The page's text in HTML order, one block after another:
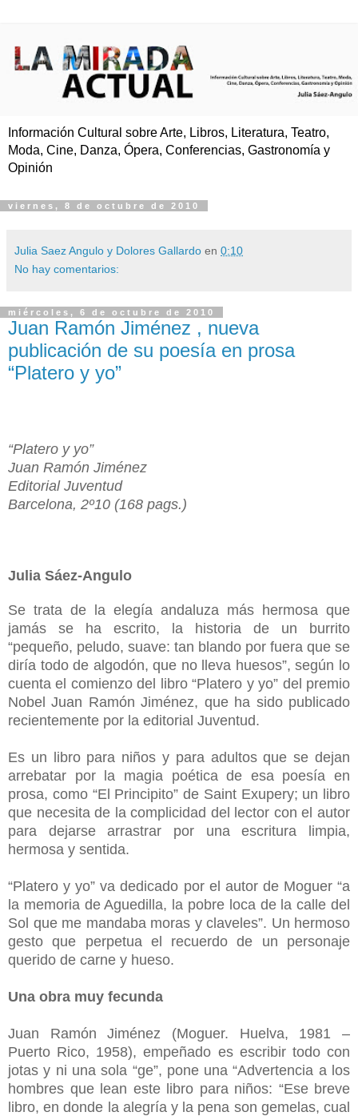
Información Cultural sobre Arte, Libros, Literatura, Teatro,
Moda, Cine, Danza, Ópera, Conferencias, Gastronomía y
Opinión
viernes, 8 de octubre de 2010
Julia Saez Angulo y Dolores Gallardo en 0:10
No hay comentarios:
miércoles, 6 de octubre de 2010
Juan Ramón Jiménez , nueva
publicación de su poesía en prosa
“Platero y yo”
“Platero y yo”
Juan Ramón Jiménez
Editorial Juventud
Barcelona, 2º10 (168 pags.)
Julia Sáez-Angulo
Se trata de la elegía andaluza más hermosa que
jamás se ha escrito, la historia de un burrito
“pequeño, peludo, suave: tan blando por fuera que se
diría todo de algodón, que no lleva huesos”, según lo
cuenta el comienzo del libro “Platero y yo” del premio
Nobel Juan Ramón Jiménez, que ha sido publicado
recientemente por la editorial Juventud.
Es un libro para niños y para adultos que se dejan
arrebatar por la magia poética de esa poesía en
prosa, como “El Principito” de Saint Exupery; un libro
que necesita de la complicidad del lector con el autor
para dejarse arrastrar por una escritura limpia,
hermosa y sentida.
“Platero y yo” va dedicado por el autor de Moguer “a
la memoria de Aguedilla, la pobre loca de la calle del
Sol que me mandaba moras y claveles”. Un hermoso
gesto que perpetua el recuerdo de un personaje
querido de carne y hueso.
Una obra muy fecunda
Juan Ramón Jiménez (Moguer. Huelva, 1981 –
Puerto Rico, 1958), empeñado es escribir todo con
jotas y ni una sola “ge”, pone una “Advertencia a los
hombres que lean este libro para niños: “Ese breve
libro, en donde la alegría y la pena son gemelas, cual